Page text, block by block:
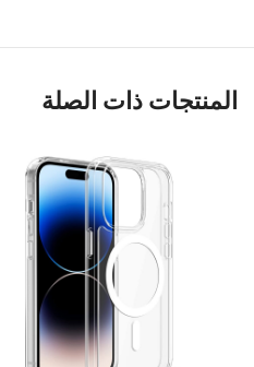
المنتجات ذات الصلة